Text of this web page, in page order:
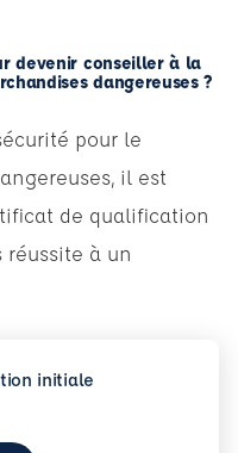
devenir conseiller à la
dangereuses ?
pour le
il est
de qualification
à un
initiale